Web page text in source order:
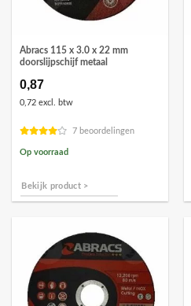
Abracs 115 x 3.0 x 22 mm
doorslijpschijf metaal
0,87
0,72 excl. btw
7 beoordelingen
Op voorraad
Bekijk product >